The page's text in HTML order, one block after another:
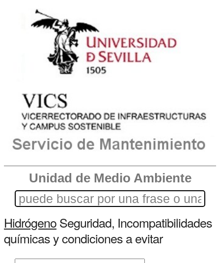
Unidad de Medio Ambiente
HidrógenoSeguridad, Incompatibilidades
químicas y condiciones a evitar